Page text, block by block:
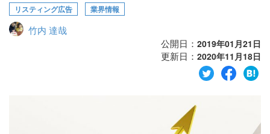
代理店の乗り換えをお考えの方
リスティング広告 業界情報
竹内 達哉
公開日： 2019年01月21日
更新日： 2020年11月18日